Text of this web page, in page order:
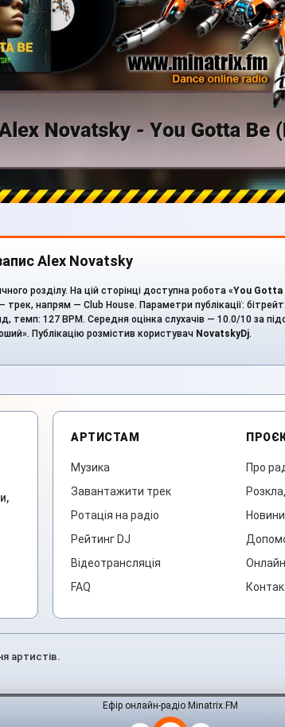
Alex Novatsky
розділу. На цій сторінці доступна робота «You Gotta
трек, напрям — Club House. Параметри публікації:
темп: 127 BPM. Середня оцінка слухачів — 10.0/10 за
Публікацію розмістив користувач NovatskyDj.
АРТИСТАМ
Музика
Завантажити трек
Ротація на радіо
Рейтинг DJ
Відеотрансляція
FAQ
Про
Новини
артистів.
Ефір онлайн-радіо Minatrix.FM